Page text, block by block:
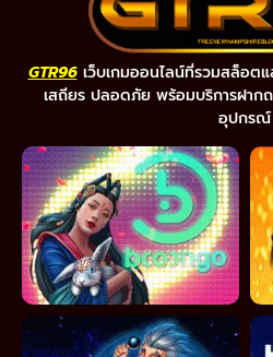
GTR96เว็บเกมออนไลน์ที่รวมสล็อตแ
เสถียร ปลอดภัย พร้อมบริการฝาก
อุปกรณ์